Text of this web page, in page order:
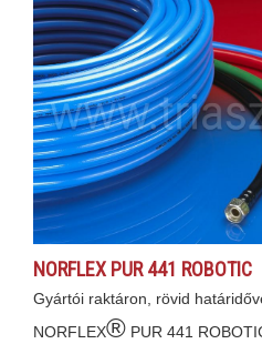
NORFLEX PUR 441 ROBOTIC
Gyártói raktáron, rövid
NORFLEX® PUR 441